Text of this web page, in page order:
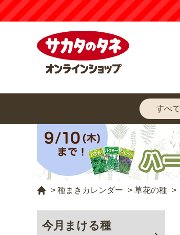
> 種まきカレンダー > 草花の種 >
今月まける種